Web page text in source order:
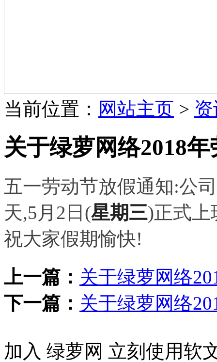
当前位置： 网站主页 >
关于绿萝网络2018
五一劳动节放假通知:公
天,5月2日(星期三)正式上
祝大家假期愉快!
上一篇： 关于绿萝网络
下一篇： 关于绿萝网络
加入 绿萝网 立刻使用软